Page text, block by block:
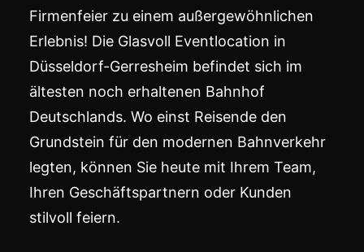
Firmenfeier zu einem außergewöhnlichen
Erlebnis! Die Glasvoll Eventlocation in
Düsseldorf-Gerresheim befindet sich im
ältesten noch erhaltenen Bahnhof
Deutschlands. Wo einst Reisende den
Grundstein für den modernen Bahnverkehr
legten, können Sie heute mit Ihrem Team,
Ihren Geschäftspartnern oder Kunden
stilvoll feiern.